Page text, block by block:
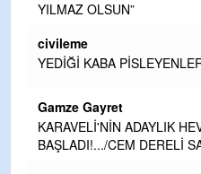
YILMAZ OLSUN”
civileme
YEDİĞİ KABA
Gamze Gayret
KARAVELİ'NİN ADAYLIK
BAŞLADI!.../CEM DERELİ